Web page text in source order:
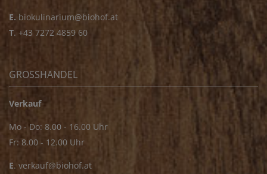
E. biokulinarium@biohof.at
T. +43 7272 4859 60
GROSSHANDEL
Verkauf
Mo - Do: 8.00 - 16.00 Uhr
Fr: 8.00 - 12.00 Uhr
E. verkauf@biohof.at